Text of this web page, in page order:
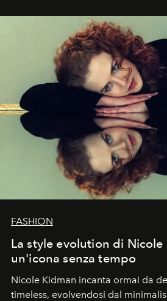
FASHION
La style evolution di Nicole
un'icona senza tempo
Nicole Kidman incanta ormai da
timeless, evolvendosi dal